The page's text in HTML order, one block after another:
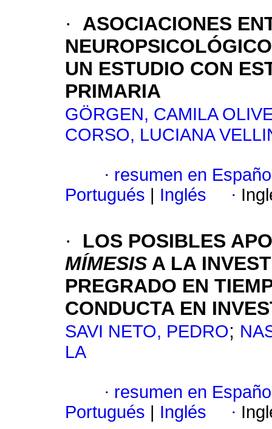
·
ASOCIACIONES
UN ESTUDIO CON
PRIMARIA
GÖRGEN, CAMILA
CORSO, LUCIANA
· resumen en
Portugués
Inglés ·
·
LOS POSIBLES
MÍMESIS A LA
PREGRADO EN
CONDUCTA EN
SAVI NETO, PEDRO;
LA
· resumen en
Portugués
Inglés ·